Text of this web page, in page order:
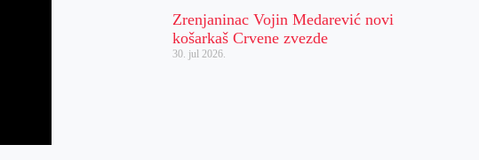
Zrenjaninac Vojin Medarević novi
košarkaš Crvene zvezde
30. jul 2026.